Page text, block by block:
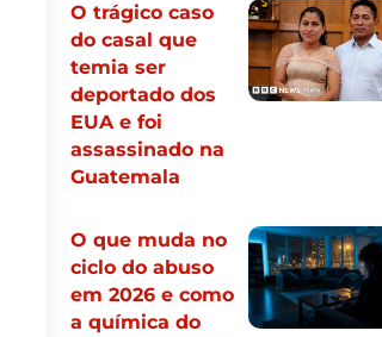
O trágico caso
do casal que
temia ser
deportado dos
EUA e foi
assassinado na
Guatemala
O que muda no
ciclo do abuso
em 2026 e como
a química do